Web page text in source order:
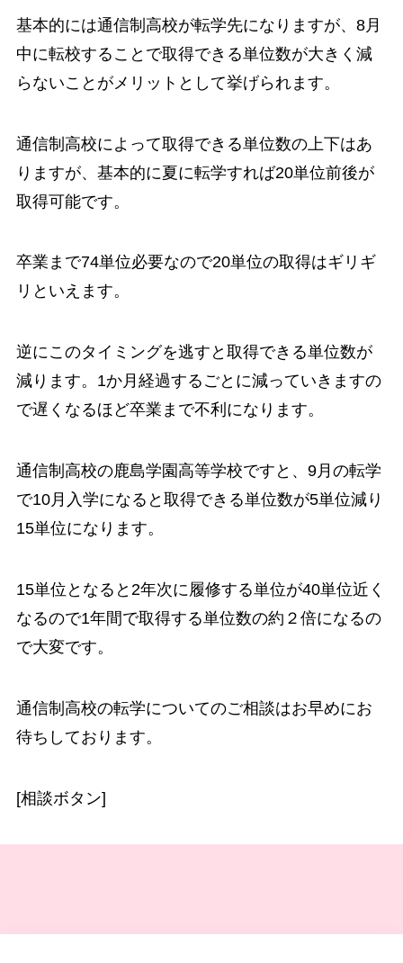
基本的には通信制高校が転学先になりますが、8月
中に転校することで取得できる単位数が大きく減
らないことがメリットとして挙げられます。
通信制高校によって取得できる単位数の上下はあ
りますが、基本的に夏に転学すれば20単位前後が
取得可能です。
卒業まで74単位必要なので20単位の取得はギリギ
リといえます。
逆にこのタイミングを逃すと取得できる単位数が
減ります。1か月経過するごとに減っていきますの
で遅くなるほど卒業まで不利になります。
通信制高校の鹿島学園高等学校ですと、9月の転学
で10月入学になると取得できる単位数が5単位減り
15単位になります。
15単位となると2年次に履修する単位が40単位近く
なるので1年間で取得する単位数の約２倍になるの
で大変です。
通信制高校の転学についてのご相談はお早めにお
待ちしております。
[相談ボタン]